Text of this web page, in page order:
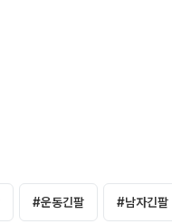
#운동긴팔 #남자긴팔